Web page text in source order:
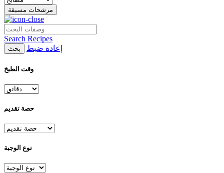
مرشحات مسبقة
Search Recipes
بحث إعادة ضبط
وقت الطبخ
حصة تقديم
نوع الوجبة